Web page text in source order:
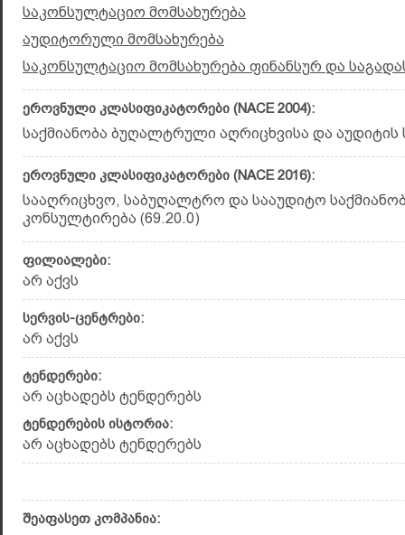
საკონსულტაციო მომსახურება
აუდიტორული მომსახურება
საკონსულტაციო მომსახურება ფინანსურ და
ეროვნული კლასიფიკატორები (NACE 2004):
საქმიანობა ბუღალტრული აღრიცხვისა და აუდიტის
ეროვნული კლასიფიკატორები (NACE 2016):
სააღრიცხვო, საბუღალტრო და სააუდიტო
კონსულტირება (69.20.0)
ფილიალები:
არ აქვს
სერვის-ცენტრები:
არ აქვს
ტენდერები:
არ აცხადებს ტენდერებს
ტენდერების ისტორია:
არ აცხადებს ტენდერებს
შეაფასეთ კომპანია: